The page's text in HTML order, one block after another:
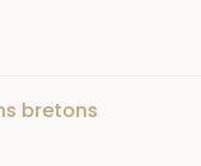
bretons